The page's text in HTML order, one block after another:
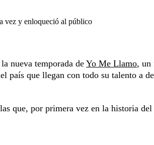
vez y enloqueció al público
nueva temporada deYo Me Llamo, un
país que llegan con todo su talento a
que, por primera vez en la historia